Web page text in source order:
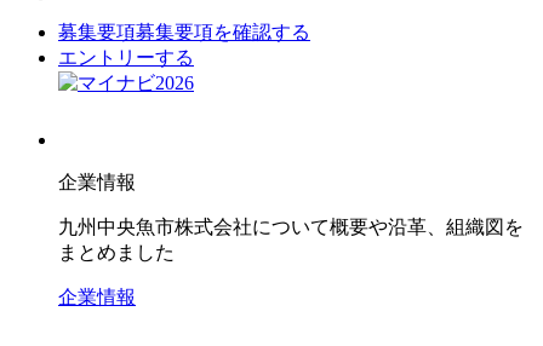
募集要項募集要項を確認する
エントリーする
企業情報
九州中央魚市株式会社について概要や沿革、組織図を
まとめました
企業情報